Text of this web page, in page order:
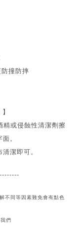
撞防摔
精或侵蝕性清潔劑擦
。
潔即可。
不同 等因素難免會有點色
們